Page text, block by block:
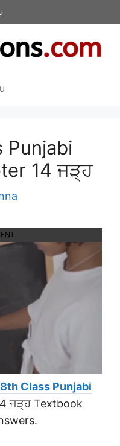
Punjabi
14 ਜੜ੍ਹ
8th Class Punjabi
ਜੜ੍ਹ Textbook